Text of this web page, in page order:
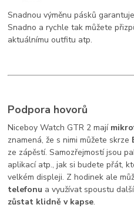
Snadnou výměnu pásků garantuje
Snadno a rychle tak můžete
aktuálnímu outfitu atp.
Podpora hovorů
Niceboy Watch GTR 2 mají
znamená, že s nimi můžete skrze
ze zápěstí. Samozřejmostí jsou
aplikací atp., jak si budete přát,
velkém displeji. Z hodinek ale
telefonu a využívat spoustu
zůstat klidně v kapse.